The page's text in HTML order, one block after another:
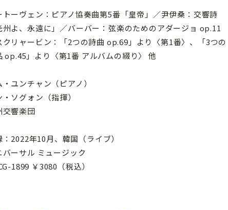
トーヴェン：ピアノ協奏曲第5番「皇帝」／尹伊桑：交響詩
州よ、永遠に」／バーバー：弦楽のためのアダージョ op.11
クリャービン：「2つの詩曲 op.69」より〈第1番〉、「3つの
op.45」より〈第1番 アルバムの綴り〉 他
・ユンチャン（ピアノ）
・ソグォン（指揮）
交響楽団
：2022年10月、韓国（ライブ）
バーサル ミュージック
1899 ￥3080（税込）